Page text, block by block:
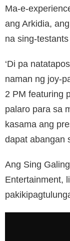
Ma-e-
ang Arkidia,
na sing-
‘Di pa
naman ng joy-
2 PM featuring
palaro para sa
kasama ang
dapat abangan
Ang Sing
Entertainment,